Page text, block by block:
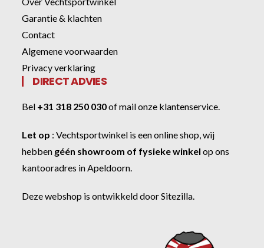
Garantie & klachten
Contact
Algemene voorwaarden
Privacy verklaring
DIRECT ADVIES
Bel +31 318 250 030ofmail onze klantenservice.
Let op :Vechtsportwinkel is een online shop, wij
hebben géén showroom of fysieke winkel op ons
kantooradres in Apeldoorn.
Deze webshop is ontwikkeld doorSitezilla.